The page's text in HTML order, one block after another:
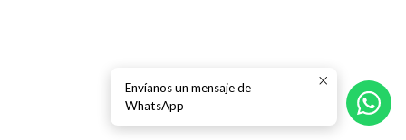
Envíanos un mensaje de
WhatsApp